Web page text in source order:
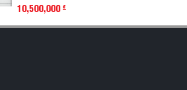
10,500,000 đ